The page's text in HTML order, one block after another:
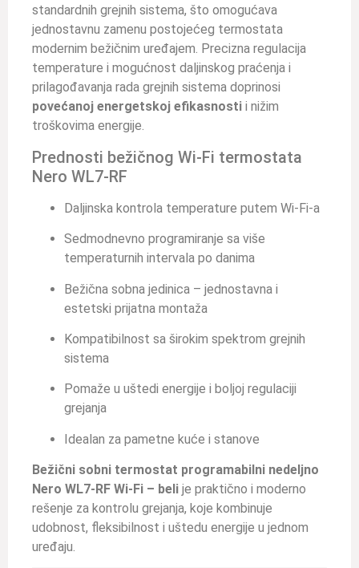
standardnih grejnih sistema, što omogućava
jednostavnu zamenu postojećeg termostata
modernim bežičnim uređajem. Precizna regulacija
temperature i mogućnost daljinskog praćenja i
prilagođavanja rada grejnih sistema doprinosi
povećanoj energetskoj efikasnosti i nižim
troškovima energije.
Prednosti bežičnog Wi-Fi termostata
Nero WL7-RF
Daljinska kontrola temperature putem Wi-Fi-a
Sedmodnevno programiranje sa više
temperaturnih intervala po danima
Bežična sobna jedinica – jednostavna i
estetski prijatna montaža
Kompatibilnost sa širokim spektrom grejnih
sistema
Pomaže u uštedi energije i boljoj regulaciji
grejanja
Idealan za pametne kuće i stanove
Bežični sobni termostat programabilni nedeljno
Nero WL7-RF Wi-Fi – beli je praktično i moderno
rešenje za kontrolu grejanja, koje kombinuje
udobnost, fleksibilnost i uštedu energije u jednom
uređaju.